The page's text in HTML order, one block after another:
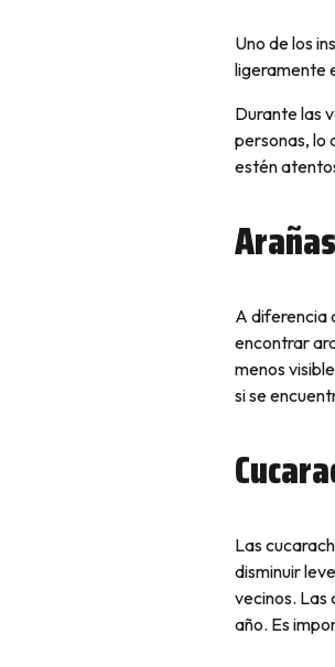
Uno de los
ligeramente
Durante las
personas, lo
estén
Arañas
A diferencia
encontrar
menos
si se
Las
disminuir
vecinos. Las
año. Es